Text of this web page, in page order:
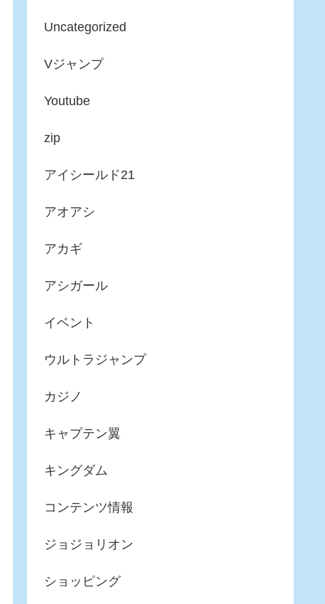
Uncategorized
Vジャンプ
Youtube
zip
アイシールド21
アオアシ
アカギ
アシガール
イベント
ウルトラジャンプ
カジノ
キャプテン翼
キングダム
コンテンツ情報
ジョジョリオン
ショッピング